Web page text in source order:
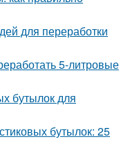
для переработки
5-литровые
бутылок для
бутылок: 25